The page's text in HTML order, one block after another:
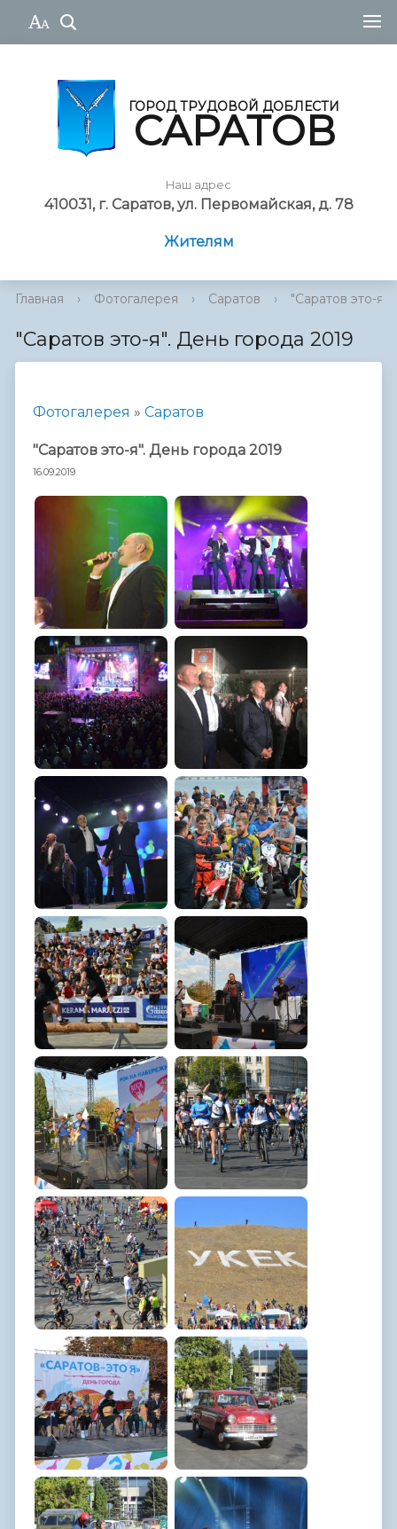
ГОРОД ТРУДОВОЙ ДОБЛЕСТИ
САРАТОВ
Наш адрес
410031, г. Саратов, ул. Первомайская, д. 78
Жителям
Главная › Фотогалерея › Саратов › "Саратов это-я".
"Саратов это-я". День города 2019
Фотогалерея » Саратов
"Саратов это-я". День города 2019
16.09.2019